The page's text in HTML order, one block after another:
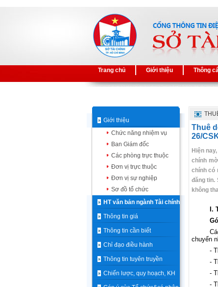
Trang chủ Giới thiệu Thông
Giới thiệu
Chức năng nhiệm vụ
Ban Giám đốc
Các phòng trực thuộc
Đơn vị trực thuộc
Đơn vị sự nghiệp
Sơ đồ tổ chức
HT văn bản ngành Tài chính
Thông tin giá
Thông tin cần biết
Chỉ đạo điều hành
Thông tin tuyên truyền
Chiến lược, quy hoạch, KH
Thuê
26/
Hiện
chính
chính có
đăng tin.
không
I.
chuyển
-
-
-
-